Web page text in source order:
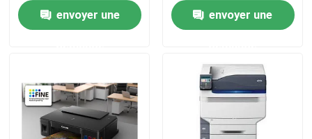
Jet d'encre X Ray Film
Laser X Ray Film
envoyer une
envoyer une